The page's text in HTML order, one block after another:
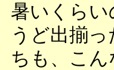
暑いくらい
うど出揃
ちも、こ